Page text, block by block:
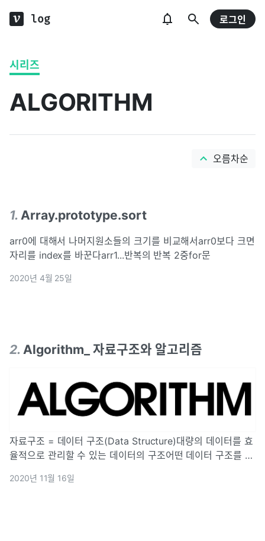
log 로그인
시리즈
ALGORITHM
오름차순
1. Array.prototype.sort
arr0에 대해서 나머지원소들의 크기를 비교해서arr0보다 크면
자리를 index를 바꾼다arr1...반복의 반복 2중for문
2020년 4월 25일
2. Algorithm_ 자료구조와 알고리즘
자료구조 = 데이터 구조(Data Structure)대량의 데이터를 효
율적으로 관리할 수 있는 데이터의 구조어떤 데이터 구조를 사
처리하기 위해, 데이터 특성에 따라 체계적으로 데이터를 구조
2020년 11월 16일